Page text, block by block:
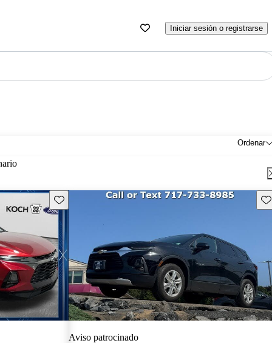
Iniciar sesión o registrarse
Ordenar
Guarda este Aviso
Aviso patrocinado